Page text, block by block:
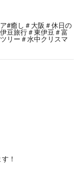
#癒し＃大阪＃休日の
豆旅行＃東伊豆＃富
リー＃水中クリスマ
！